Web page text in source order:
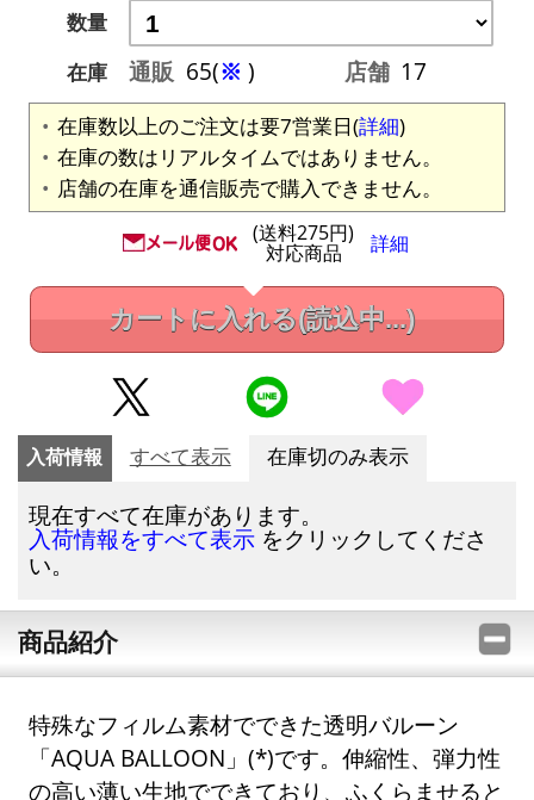
数量
在庫
通販 65(※ ) 店舗 17
在庫数以上のご注文は要7営業日(詳細)
在庫の数はリアルタイムではありません。
店舗の在庫を通信販売で購入できません。
(送料275円)
対応商品 詳細
カートに入れる(読込中...)
入荷情報 すべて表示 在庫切のみ表示
現在すべて在庫があります。
入荷情報をすべて表示 をクリックしてくださ
い。
商品紹介
特殊なフィルム素材でできた透明バルーン
「AQUA BALLOON」(*)です。伸縮性、弾力性
の高い薄い生地でできており、ふくらませると